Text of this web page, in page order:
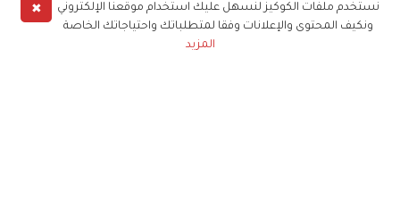
✖
نستخدم ملفات الكوكيز لنسهل عليك استخدام موقعنا الإلكتروني
ونكيف المحتوى والإعلانات وفقا لمتطلباتك واحتياجاتك الخاصة
المزيد